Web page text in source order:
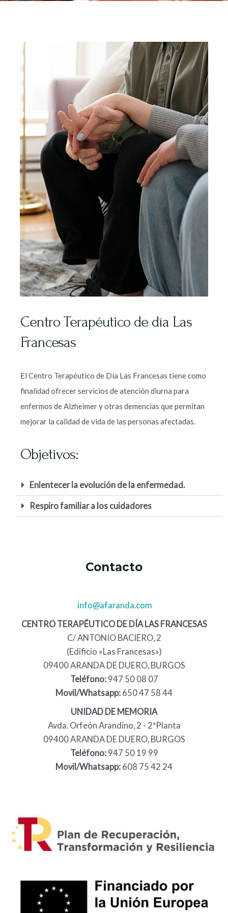
Centro Terapéutico de día Las
Francesas
El Centro Terapéutico de Día Las Francesas tiene como
finalidad ofrecer servicios de atención diurna para
enfermos de Alzheimer y otras demencias que permitan
mejorar la calidad de vida de las personas afectadas.
Objetivos:
Enlentecer la evolución de la enfermedad.
Respiro familiar a los cuidadores
Contacto
info@afaranda.com
CENTRO TERAPÉUTICO DE DÍA LAS FRANCESAS
C/ ANTONIO BACIERO, 2
(Edificio «Las Francesas»)
09400 ARANDA DE DUERO, BURGOS
Teléfono: 947 50 08 07
Movil/Whatsapp: 650 47 58 44
UNIDAD DE MEMORIA
Avda. Orfeón Arandino, 2 - 2ªPlanta
09400 ARANDA DE DUERO, BURGOS
Teléfono: 947 50 19 99
Movil/Whatsapp: 608 75 42 24